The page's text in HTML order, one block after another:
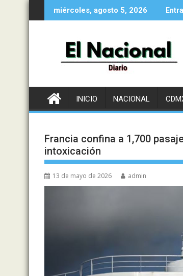
al
miércoles, agosto 5, 2026
INICIO NACIONAL
Francia confina a 1,700
intoxicación
13 de mayo de 2026 admin